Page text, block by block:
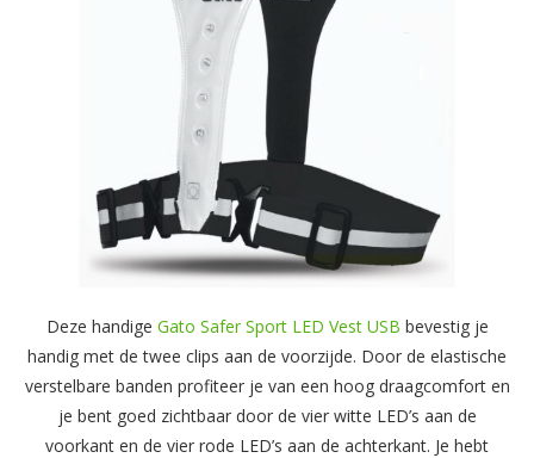
Deze handige Gato Safer Sport LED Vest USB bevestig je
handig met de twee clips aan de voorzijde. Door de elastische
verstelbare banden profiteer je van een hoog draagcomfort en
je bent goed zichtbaar door de vier witte LED’s aan de
voorkant en de vier rode LED’s aan de achterkant. Je hebt